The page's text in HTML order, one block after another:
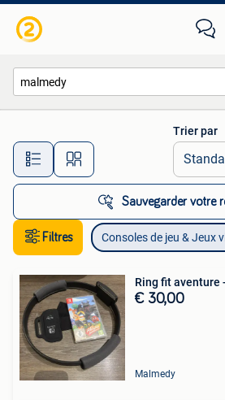
Toutes les
Trier par
Sauvegarder votre
Filtres Consoles de jeu & Jeux
Ring fit aventure
€ 30,00
Malmedy